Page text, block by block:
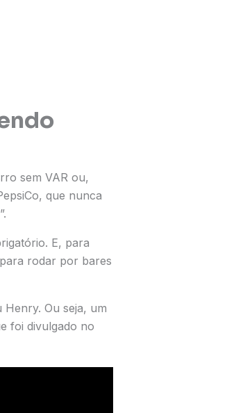
sem VAR ou,
que nunca
E, para
rodar por bares
Henry. Ou seja, um
foi divulgado no